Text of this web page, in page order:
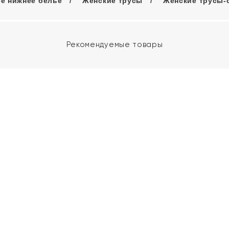
Рекомендуемые товары